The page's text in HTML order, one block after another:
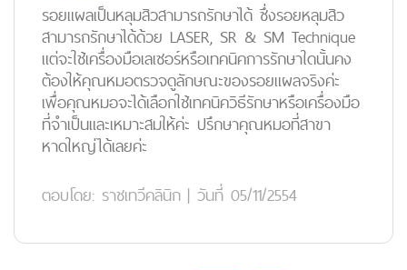
รอยแผลเป็นหลุมสิวสามารถรักษาได้ ซึ่งรอยหลุมสิว
สามารถรักษาได้ด้วย LASER, SR & SM Technique
แต่จะใช้เครื่องมือเลเซอร์หรือเทคนิคการรักษาใดนั้นคง
ต้องให้คุณหมอตรวจดูลักษณะของรอยแผลจริงค่ะ
เพื่อคุณหมอจะได้เลือกใช้เทคนิควิธีรักษาหรือเครื่องมือ
ที่จำเป็นและเหมาะสมให้ค่ะ ปรึกษาคุณหมอที่สาขา
หาดใหญ่ได้เลยค่ะ
ตอบโดย: ราชเทวีคลินิก | วันที่ 05/11/2554